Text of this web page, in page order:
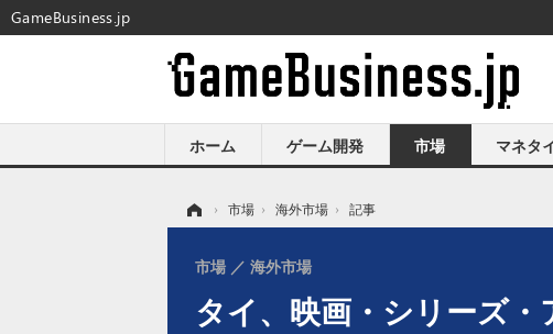
ホーム ゲーム開発 市場 マネタ
› 市場 › 海外市場 › 記事
タイ、映画・シリーズ
市場 海外市場
GameBusiness.jp